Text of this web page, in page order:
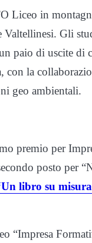
Liceo in
Gli
paio di uscite di
con la
geo ambientali.
premio per
posto per
libro su
“Impresa